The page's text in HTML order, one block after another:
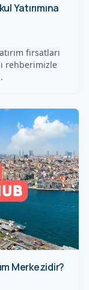
Yatırımına
fırsatları
rehberimizle
Merkezidir?